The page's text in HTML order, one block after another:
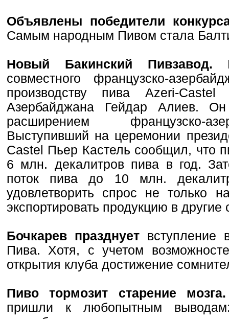
Объявлены победители
Самым народным Пивом стала
Новый Бакинский Пивзавод.
совместного французско-
производству пива Azeri-Сastel
Азербайджана Гейдар Алиев. Он
расширением французско-
Выступивший на церемонии
Castel Пьер Кастель сообщил, что
6 млн. декалитров пива в год.
поток пива до 10 млн.
удовлетворить спрос не только
экспортировать продукцию в
Бочкарев празднует вступление
Пива. Хотя, с учетом
открытия клуба достижение
Пиво тормозит старение
пришли к любопытным